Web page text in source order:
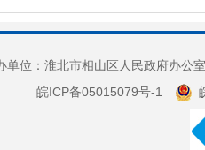
单位：淮北市相山区人民政府办
皖ICP备05015079号-1